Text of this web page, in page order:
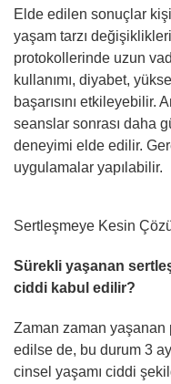
Elde edilen sonuçlar
yaşam tarzı
protokollerinde uzun
kullanımı, diyabet,
başarısını etkileyebilir.
seanslar sonrası daha
deneyimi elde edilir.
uygulamalar yapılabilir.
Sertleşmeye Kesin
Sürekli yaşanan
ciddi kabul edilir?
Zaman zaman yaşanan
edilse de, bu durum 3
cinsel yaşamı ciddi